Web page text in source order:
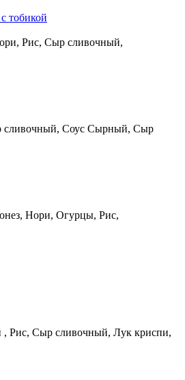
тобикой
Рис, Сыр сливочный,
Соус Сырный, Сыр
Нори, Огурцы, Рис,
, Рис, Сыр сливочный, Лук криспи,